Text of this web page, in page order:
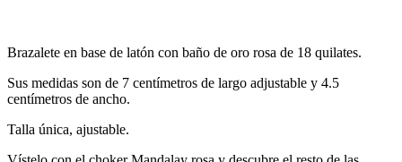
Brazalete en base de latón con baño de oro rosa de 18 quilates.
Sus medidas son de 7 centímetros de largo adjustable y 4.5
centímetros de ancho.
Talla única, ajustable.